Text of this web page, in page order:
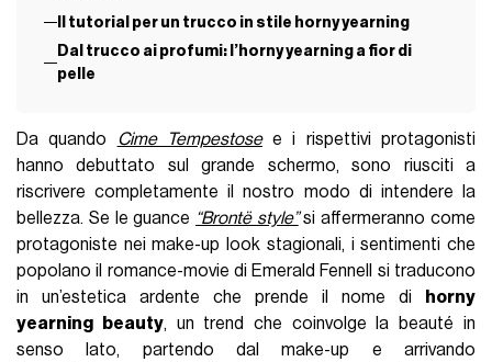
Il tutorial per un trucco in stile horny yearning
Dal trucco ai profumi: l’horny yearning a fior di
pelle
Da quando Cime Tempestosee i rispettivi protagonisti
hanno debuttato sul grande schermo, sono riusciti a
riscrivere completamente il nostro modo di intendere la
bellezza. Se le guance “Brontë style”si affermeranno come
protagoniste nei make-up look stagionali, i sentimenti che
popolano il romance-movie di Emerald Fennell si traducono
in un’estetica ardente che prende il nome di
horny
yearning beauty, un trend che coinvolge la beauté in
senso lato, partendo dal make-up e arrivando